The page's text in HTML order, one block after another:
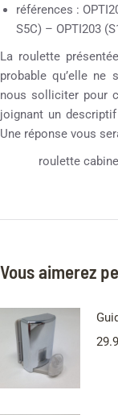
références :
S5C) – OPTI203
La roulette
probable qu’elle ne
nous solliciter pour
joignant un
Une réponse vous
roulette cabine
Vous aimerez